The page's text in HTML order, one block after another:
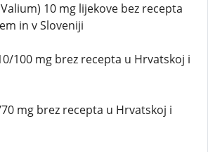
10 mg lijekove bez recepta
in v Sloveniji
100 mg brez recepta u Hrvatskoj i
mg brez recepta u Hrvatskoj i